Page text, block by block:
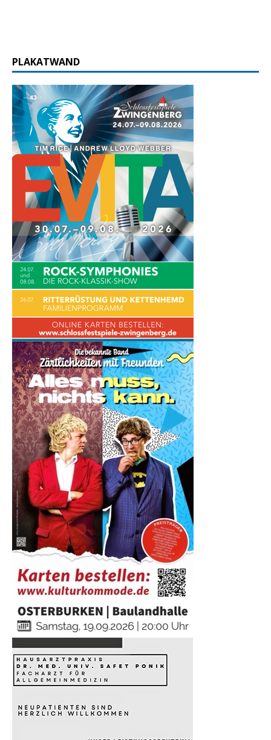
PLAKATWAND